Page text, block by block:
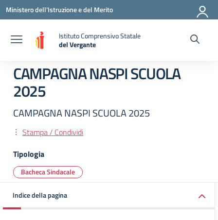
Vai ai contenuti
Vai al menu di navigazione
Vai al footer
Ministero dell'Istruzione e del Merito
Istituto Comprensivo Statale
del Vergante
— Visita la pagina iniziale della scuola
CAMPAGNA NASPI SCUOLA
2025
CAMPAGNA NASPI SCUOLA 2025
Stampa / Condividi
Tipologia
Bacheca Sindacale
Indice della pagina